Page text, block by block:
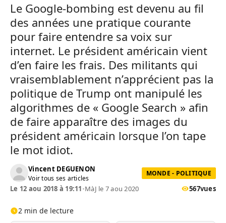
Le Google-bombing est devenu au fil
des années une pratique courante
pour faire entendre sa voix sur
internet. Le président américain vient
d’en faire les frais. Des militants qui
vraisemblablement n’apprécient pas la
politique de Trump ont manipulé les
algorithmes de « Google Search » afin
de faire apparaître des images du
président américain lorsque l’on tape
le mot idiot.
Vincent DEGUENON
Voir tous ses articles
MONDE - POLITIQUE
Le 12 aou 2018 à 19:11•MàJ le 7 aou 2020 567vues
2 min de lecture